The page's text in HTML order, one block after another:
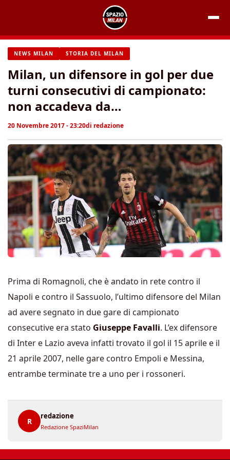
contenuto
NEWS MILAN STORIA DEL MILAN
Milan, un difensore in gol per due
turni consecutivi di campionato:
non accadeva da…
20 Novembre 2017 - 23:20di redazione
Prima di Romagnoli, che è andato in rete contro il
Napoli e contro il Sassuolo, l’ultimo difensore del Milan
ad avere segnato in due gare di campionato
consecutive era stato Giuseppe Favalli. L’ex difensore
di Inter e Lazio aveva infatti trovato il gol il 15 aprile e il
21 aprile 2007, nelle gare contro Empoli e Messina,
entrambe terminate tre a uno per i rossoneri.
R
redazione
Redazione SpaziMilan